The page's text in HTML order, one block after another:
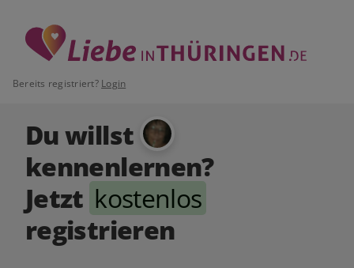
Bereits registriert? Login
Du willst
kennenlernen?
Jetzt kostenlos
registrieren